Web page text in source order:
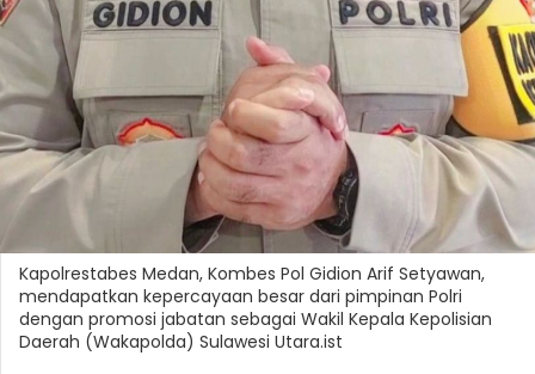
Kapolrestabes Medan, Kombes Pol Gidion Arif Setyawan,
mendapatkan kepercayaan besar dari pimpinan Polri
dengan promosi jabatan sebagai Wakil Kepala Kepolisian
Daerah (Wakapolda) Sulawesi Utara.ist